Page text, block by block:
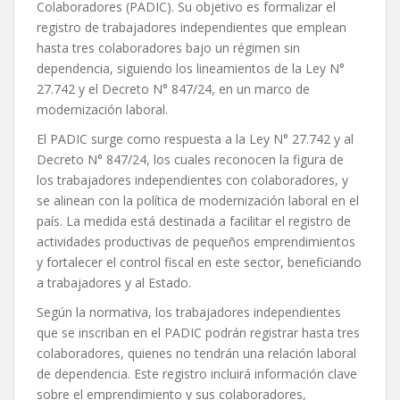
Colaboradores (PADIC). Su objetivo es formalizar el
registro de trabajadores independientes que emplean
hasta tres colaboradores bajo un régimen sin
dependencia, siguiendo los lineamientos de la Ley N°
27.742 y el Decreto N° 847/24, en un marco de
modernización laboral.
El PADIC surge como respuesta a la Ley N° 27.742 y al
Decreto N° 847/24, los cuales reconocen la figura de
los trabajadores independientes con colaboradores, y
se alinean con la política de modernización laboral en el
país. La medida está destinada a facilitar el registro de
actividades productivas de pequeños emprendimientos
y fortalecer el control fiscal en este sector, beneficiando
a trabajadores y al Estado.
Según la normativa, los trabajadores independientes
que se inscriban en el PADIC podrán registrar hasta tres
colaboradores, quienes no tendrán una relación laboral
de dependencia. Este registro incluirá información clave
sobre el emprendimiento y sus colaboradores,